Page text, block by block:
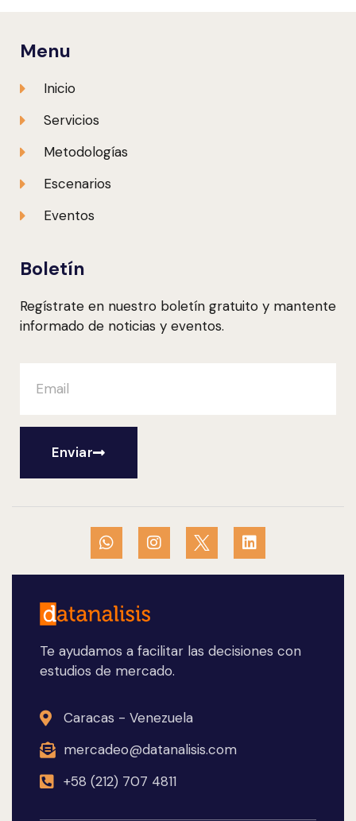
Te ayudamos a facilitar las decisiones con
estudios de mercado.
Caracas - Venezuela
mercadeo@datanalisis.com
+58 (212) 707 4811
Menu
Inicio
Servicios
Metodologías
Escenarios
Eventos
Boletín
Regístrate en nuestro boletín gratuito y mantente
informado de noticias y eventos.
Enviar